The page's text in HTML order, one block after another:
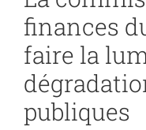
finances
faire la
publiques